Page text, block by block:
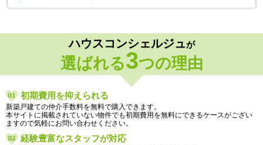
ハウスコンシェルジュが
選ばれる3つの理由
初期費用を抑えられる
新築戸建ての仲介手数料を無料で購入できます。
本サイトに掲載されていない物件でも初期費用を無料にできるケースがござい
ますので気軽にお問い合わせください。
経験豊富なスタッフが対応